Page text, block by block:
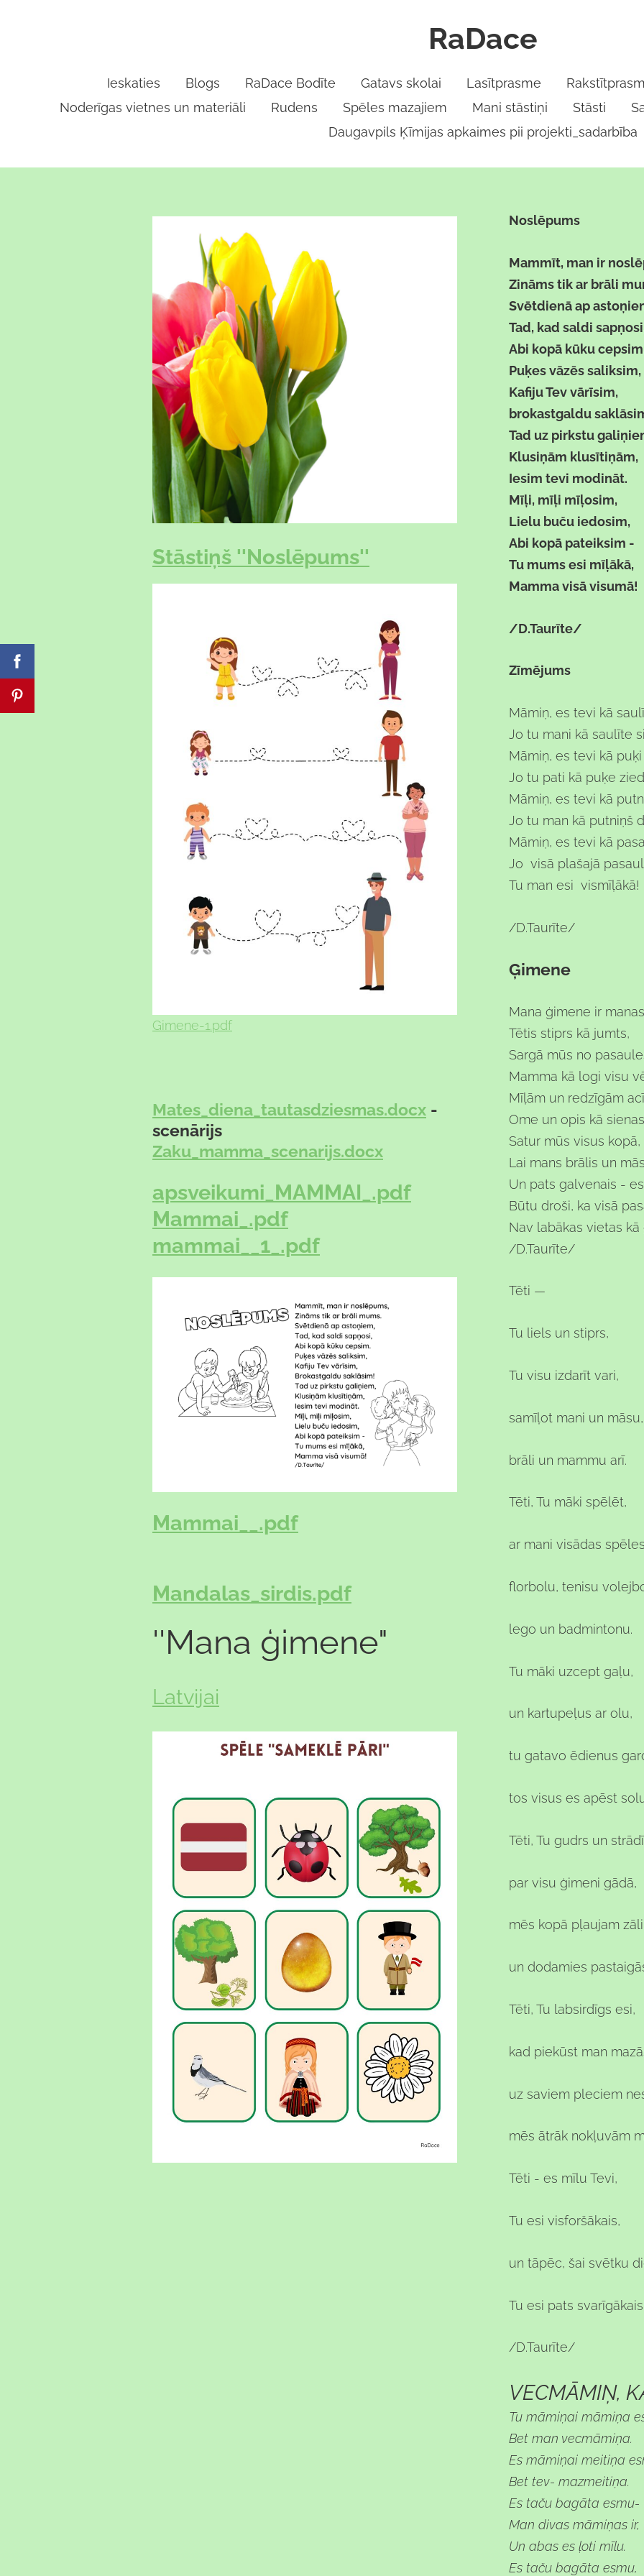
RaDace
Ieskaties Blogs RaDace Bodīte Gatavs skolai Lasītprasme
Noderīgas vietnes un materiāli
Rudens Spēles mazajiem Mani stāstiņi Stāsti
Daugavpils Ķīmijas apkaimes pii projekti_sadarbība
Stāstiņš ''Noslēpums''
Gimene-1.pdf
Mates_diena_tautasdziesmas.docx -
scenārijs
Zaku_mamma_scenarijs.docx
apsveikumi_MAMMAI_.pdf
Mammai_.pdf
mammai__1_.pdf
Mammai__.pdf
Mandalas_sirdis.pdf
''Mana ģimene"
Latvijai
Noslēpums
Mammīt, man ir
Zināms tik ar brāli
Svētdienā ap
Tad, kad saldi
Abi kopā kūku
Puķes vāzēs saliksim,
Kafiju Tev vārīsim,
brokastgaldu
Tad uz pirkstu
Klusiņām klusītiņām,
Iesim tevi modināt.
Mīļi, mīļi mīļosim,
Lielu buču iedosim,
Abi kopā pateiksim -
Tu mums esi mīļākā,
Mamma visā visumā!
/D.Taurīte/
Zīmējums
Māmiņ, es tevi kā
Jo tu mani kā saulīte
Māmiņ, es tevi kā
Jo tu pati kā puķe
Māmiņ, es tevi kā
Jo tu man kā putniņš
Māmiņ, es tevi kā
Jo visā plašajā
Tu man esi vismīļākā!
/D.Taurīte/
Ģimene
Mana ģimene ir
Tētis stiprs kā jumts,
Sargā mūs no
Mamma kā logi visu
Mīļām un redzīgām
Ome un opis kā
Satur mūs visus kopā,
Lai mans brālis un
Un pats galvenais -
Būtu droši, ka visā
Nav labākas vietas kā
/D.Taurīte/
Tēti —
Tu liels un stiprs,
Tu visu izdarīt vari,
samīļot mani un māsu,
brāli un mammu arī.
Tēti, Tu māki spēlēt,
ar mani visādas
florbolu, tenisu
lego un badmintonu.
Tu māki uzcept gaļu,
un kartupeļus ar olu,
tu gatavo ēdienus
tos visus es apēst
Tēti, Tu gudrs un
par visu ģimeni gādā,
mēs kopā pļaujam
un dodamies
Tēti, Tu labsirdīgs esi,
kad piekūst man
uz saviem pleciem
mēs ātrāk nokļuvām
Tēti - es mīlu Tevi,
Tu esi visforšākais,
un tāpēc, šai svētku
Tu esi pats
/D.Taurīte/
VECMĀMIŅ,
Tu māmiņai māmiņa
Bet man vecmāmiņa.
Es māmiņai meitiņa
Bet tev- mazmeitiņa.
Es taču bagāta esmu-
Man divas māmiņas ir,
Un abas es ļoti mīlu.
Es taču bagāta esmu,